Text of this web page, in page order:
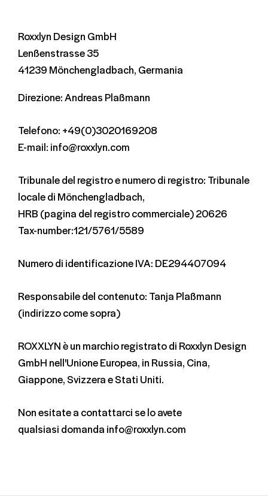
Roxxlyn Design GmbH
Lenßenstrasse 35
41239 Mönchengladbach, Germania
Direzione: Andreas Plaßmann
Telefono: +49(0)3020169208
E-mail: info@roxxlyn.com
Tribunale del registro e numero di registro: Tribunale
locale di Mönchengladbach,
HRB (pagina del registro commerciale) 20626
Tax-number:121/5761/5589
Numero di identificazione IVA: DE294407094
Responsabile del contenuto: Tanja Plaßmann
(indirizzo come sopra)
ROXXLYN è un marchio registrato di Roxxlyn Design
GmbH nell'Unione Europea, in Russia, Cina,
Giappone, Svizzera e Stati Uniti.
Non esitate a contattarci se lo avete
qualsiasi domanda info@roxxlyn.com